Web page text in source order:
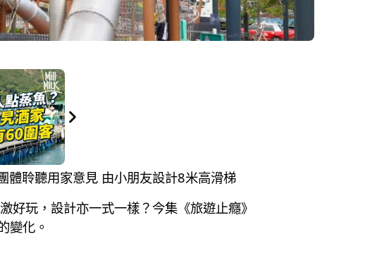
聆聽用家意見 由小朋友設計8米高滑梯
玩，設計亦一式一樣？今集《旅遊止癮》
變化。